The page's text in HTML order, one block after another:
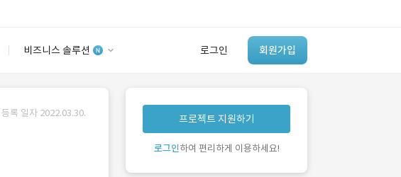
비즈니스 솔루션 로그인 회원가입
안심 코드 케어
유사사례 검색 AI
‘이런 거’ 만들어본
개발 회사 있어?
등록 일자 2022.03.30. 프로젝트 지원하기
로그인하여 편리하게 이용하세요!